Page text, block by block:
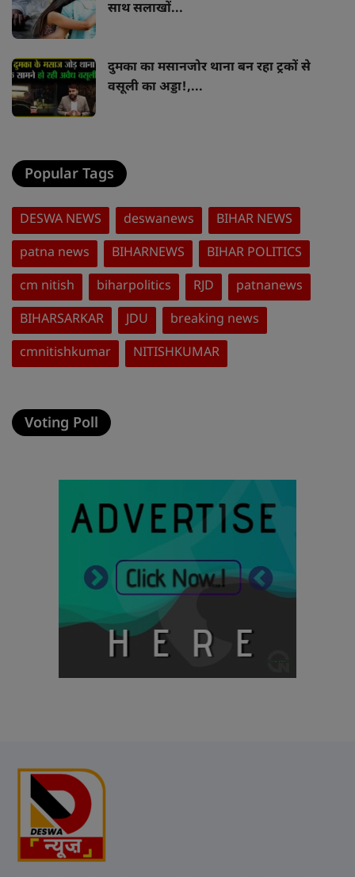
साथ सलाखों...
दुमका का मसानजोर थाना बन रहा ट्रकों से
वसूली का अड्डा!,...
Popular Tags
DESWA NEWS deswanews
BIHAR NEWS
patna news
BIHARNEWS
BIHAR POLITICS
cm nitish
biharpolitics RJD
patnanews
BIHARSARKAR
JDU
breaking news
cmnitishkumar
NITISHKUMAR
Voting Poll